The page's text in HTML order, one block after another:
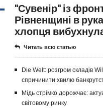
"Сувенір" із
Рівненщині в
хлопця
Читать всю статью
Die Welt: розгром складів
спричинити хвилю
Мідь стрімко дорожчає:
світовому ринку